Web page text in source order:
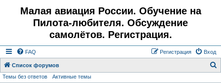
Малая авиация России. Обучение на
Пилота-любителя. Обсуждение
самолётов. Регистрация.
FAQ Вход
Регистрация
Список форумов
Темы без ответов Активные темы